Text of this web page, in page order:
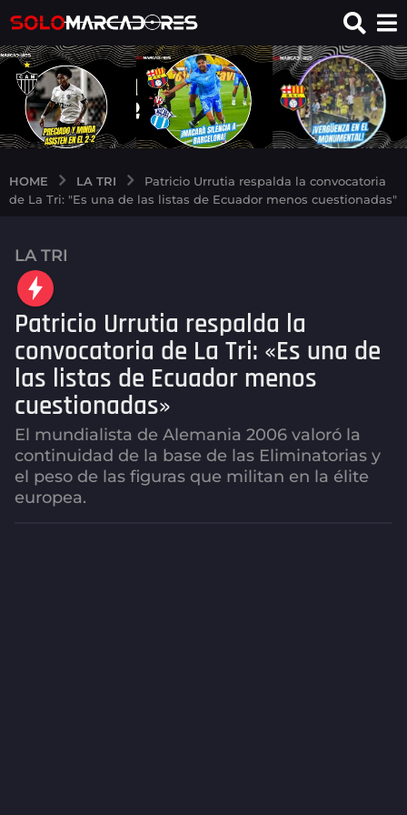
HOME LA TRI
Patricio Urrutia respalda la convocatoria
de La Tri: "Es una de las listas de Ecuador menos cuestionadas"
2
m
e
s
e
s
a
g
o
2
m
e
LA TRI
Patricio Urrutia respalda la
convocatoria de La Tri: «Es una de
las listas de Ecuador menos
cuestionadas»
El mundialista de Alemania 2006 valoró la
continuidad de la base de las Eliminatorias y
el peso de las figuras que militan en la élite
europea.